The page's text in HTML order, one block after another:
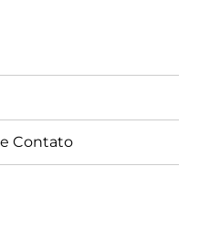
Contato